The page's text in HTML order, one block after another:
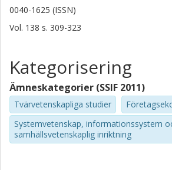
0040-1625 (ISSN)
Vol. 138 s. 309-323
Kategorisering
Ämneskategorier (SSIF 2011)
Tvärvetenskapliga studier
Systemvetenskap, informationssystem
samhällsvetenskaplig inriktning